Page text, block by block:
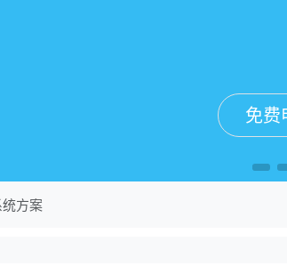
免费
免费
免费
免费
方案